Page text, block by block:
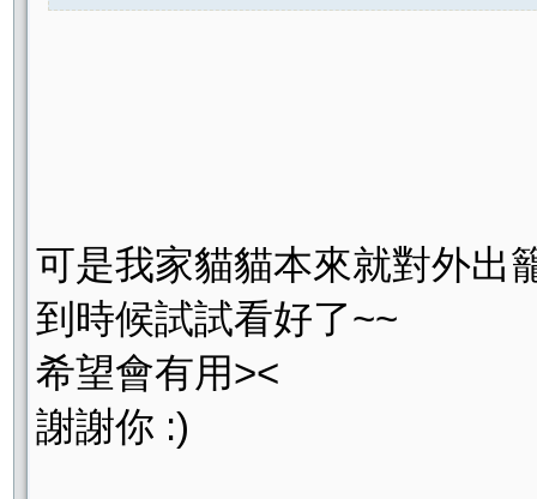
可是我家貓貓本來就對外出
到時候試試看好了~~
希望會有用><
謝謝你 :)